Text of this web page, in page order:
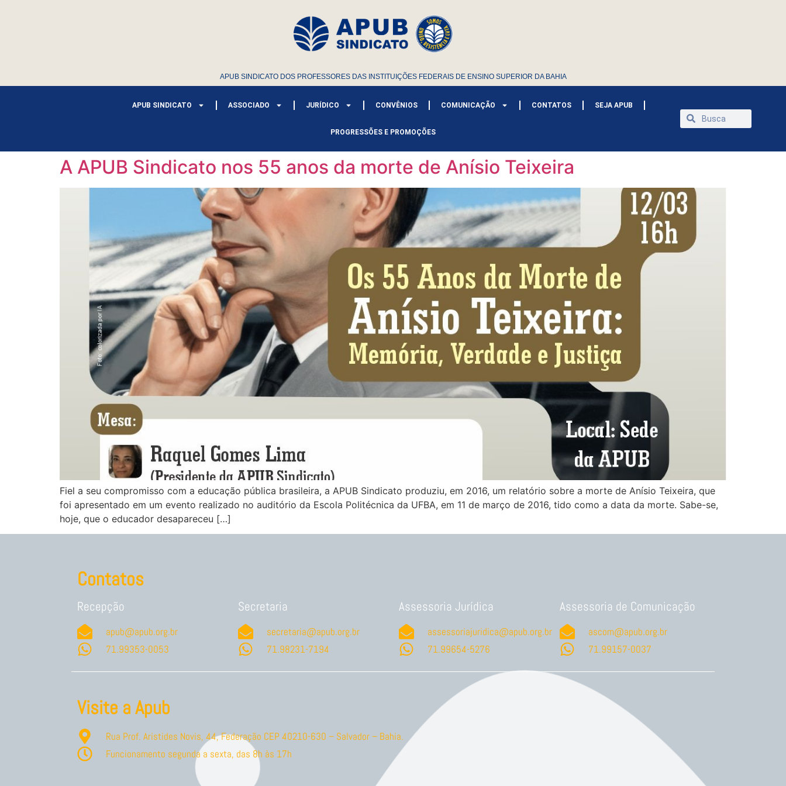
APUB SINDICATO DOS PROFESSORES DAS INSTITUIÇÕES FEDERAIS DE ENSINO SUPERIOR DA BAHIA
APUB SINDICATO ASSOCIADO JURÍDICO CONVÊNIOS COMUNICAÇÃO CONTATOS SEJA APUB
PROGRESSÕES E PROMOÇÕES
A APUB Sindicato nos 55 anos da morte de Anísio Teixeira
Fiel a seu compromisso com a educação pública brasileira, a APUB Sindicato produziu, em 2016, um relatório sobre a morte de Anísio Teixeira, que
foi apresentado em um evento realizado no auditório da Escola Politécnica da UFBA, em 11 de março de 2016, tido como a data da morte. Sabe-se,
hoje, que o educador desapareceu […]
Contatos
Recepção
apub@apub.org.br
71.99353-0053
Secretaria
secretaria@apub.org.br
71.98231-7194
Assessoria Jurídica
assessoriajuridica@apub.org.br
71.99654-5276
Assessoria de Comunicação
ascom@apub.org.br
71.99157-0037
Visite a Apub
Rua Prof. Aristides Novis, 44, Federação CEP 40210-630 – Salvador – Bahia.
Funcionamento segunda a sexta, das 8h às 17h